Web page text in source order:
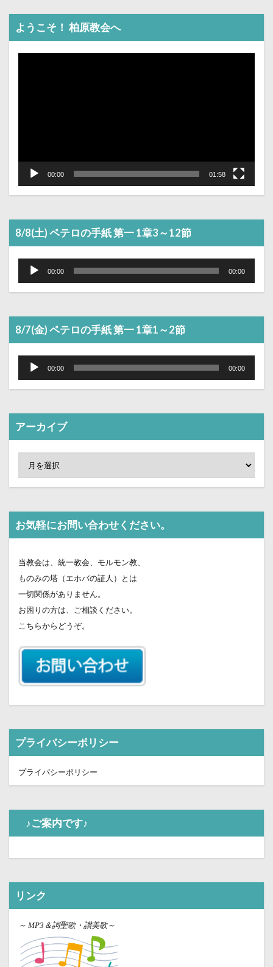
ようこそ！ 柏原教会へ
動
00:00 01:58
8/8(土) ペテロの手紙 第一 1章3～12節
音
レ
ー
00:00 00:00
8/7(金) ペテロの手紙 第一 1章1～2節
音
レ
ー
00:00 00:00
アーカイブ
お気軽にお問い合わせください。
当教会は、統一教会、モルモン教、
ものみの塔（エホバの証人）とは
一切関係がありません。
お困りの方は、ご相談ください。
こちらからどうぞ。
プライバシーポリシー
プライバシーポリシー
♪ご案内です♪
リンク
～ MP3＆詞聖歌・讃美歌～